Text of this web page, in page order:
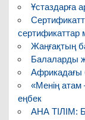
Ұстаздарға
сертификаттар
Жаңғақтың
Балаларды
Африкадағы
«Менің
еңбек
АНА ТІЛІМ: